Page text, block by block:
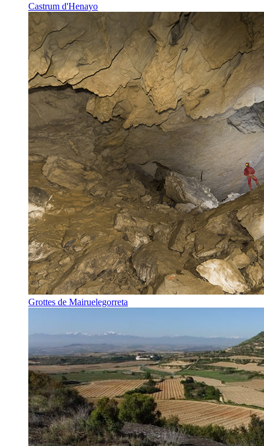
Castrum d'Henayo
Grottes de Mairuelegorreta